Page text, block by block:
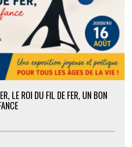
LE ROI DU FIL DE FER, UN BON